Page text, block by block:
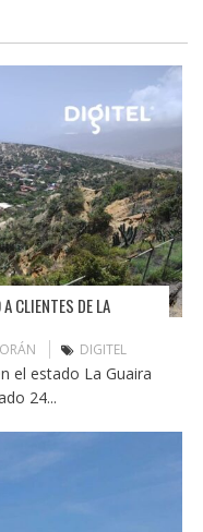
CLIENTES DE LA
DIGITEL
el estado La Guaira
24...